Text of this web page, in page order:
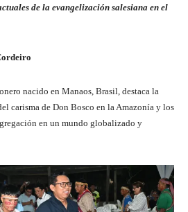
de la evangelización salesiana en el
nacido en Manaos, Brasil, destaca la
carisma de Don Bosco en la Amazonía y los
en un mundo globalizado y